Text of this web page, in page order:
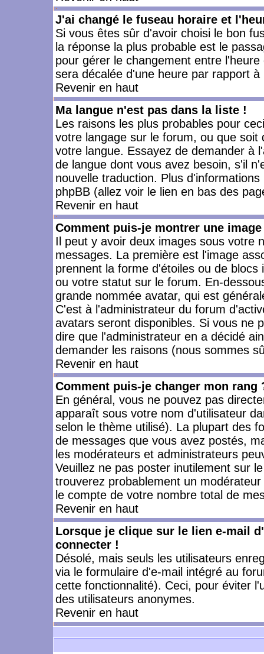
J'ai changé le fuseau horaire et
Si vous êtes sûr d'avoir choisi le bon
la réponse la plus probable est le
pour gérer le changement entre
sera décalée d'une heure par rapport à
Revenir en haut
Ma langue n'est pas dans la liste !
Les raisons les plus probables pour
votre langage sur le forum, ou que
votre langue. Essayez de demander à
de langue dont vous avez besoin, s'il
nouvelle traduction. Plus
phpBB (allez voir le lien en bas des
Revenir en haut
Comment puis-je montrer une
Il peut y avoir deux images sous votre
messages. La première est l'image
prennent la forme d'étoiles ou de
ou votre statut sur le forum. En-
grande nommée avatar, qui est
C'est à l'administrateur du forum
avatars seront disponibles. Si vous ne
dire que l'administrateur en a décidé
demander les raisons (nous sommes
Revenir en haut
Comment puis-je changer mon rang
En général, vous ne pouvez pas
apparaît sous votre nom d'utilisateur
selon le thème utilisé). La plupart des
de messages que vous avez postés,
les modérateurs et administrateurs
Veuillez ne pas poster inutilement sur
trouverez probablement un
le compte de votre nombre total de
Revenir en haut
Lorsque je clique sur le lien e-mail
connecter !
Désolé, mais seuls les utilisateurs
via le formulaire d'e-mail intégré au
cette fonctionnalité). Ceci, pour éviter
des utilisateurs anonymes.
Revenir en haut